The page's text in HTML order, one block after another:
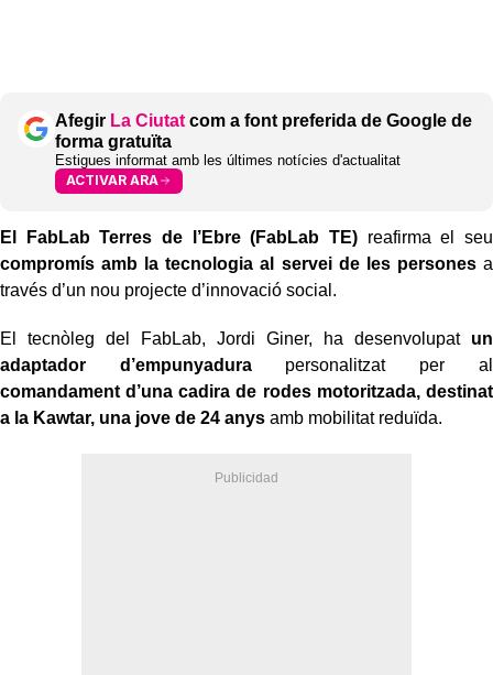
Afegir La Ciutat com a font preferida de Google de
forma gratuïta
Estigues informat amb les últimes notícies d'actualitat
ACTIVAR ARA
El FabLab Terres de l’Ebre (FabLab TE)reafirma el seu
compromís amb la tecnologia al servei de les personesa
través d’un nou projecte d’innovació social.
El tecnòleg del FabLab, Jordi Giner, ha desenvolupat un
adaptador d’empunyadurapersonalitzat per al
comandament d’una cadira de rodes motoritzada, destinat
a la Kawtar, una jove de 24 anys amb mobilitat reduïda.